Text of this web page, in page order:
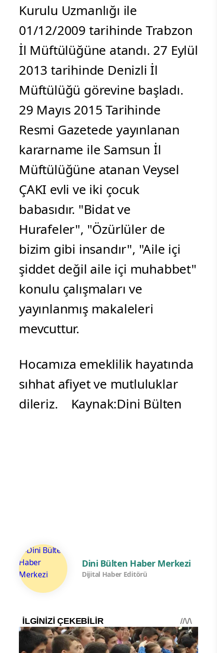
Kurulu Uzmanlığı ile
01/12/2009 tarihinde Trabzon
İl Müftülüğüne atandı. 27 Eylül
2013 tarihinde Denizli İl
Müftülüğü görevine başladı.
29 Mayıs 2015 Tarihinde
Resmi Gazetede yayınlanan
kararname ile Samsun İl
Müftülüğüne atanan Veysel
ÇAKI evli ve iki çocuk
babasıdır. "Bidat ve
Hurafeler", "Özürlüler de
bizim gibi insandır", "Aile içi
şiddet değil aile içi muhabbet"
konulu çalışmaları ve
yayınlanmış makaleleri
mevcuttur.
Hocamıza emeklilik hayatında
sıhhat afiyet ve mutluluklar
dileriz. Kaynak:Dini Bülten
Dini Bülten Haber Merkezi
Dijital Haber Editörü